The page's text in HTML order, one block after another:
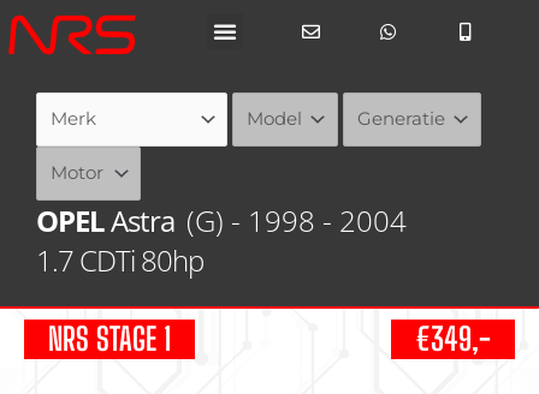
Ga
naar
OPELAstra (G) - 1998 - 2004
1.7 CDTi 80hp
NRS STAGE 1 €349,-